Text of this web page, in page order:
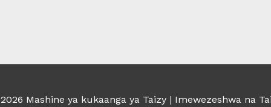
Mashine ya kukaanga ya Taizy| Imewezeshwa na